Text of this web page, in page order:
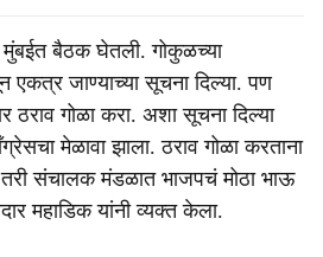
बैठक घेतली. गोकुळच्या
एकत्र जाण्याच्या सूचना दिल्या. पण
ठराव गोळा करा. अशा सूचना दिल्या
मेळावा झाला. ठराव गोळा करताना
संचालक मंडळात भाजपचं मोठा भाऊ
महाडिक यांनी व्यक्त केला.